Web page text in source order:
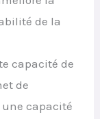
de la
capacité de
de
capacité